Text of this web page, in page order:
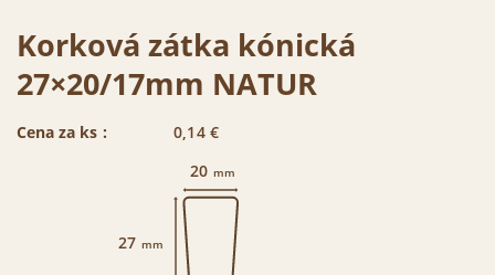
Korková zátka kónická
27×20/17mm NATUR
Cena za ks : 0,14 €
20 mm
27 mm